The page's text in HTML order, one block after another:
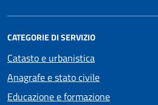
CATEGORIE DI SERVIZIO
Catasto e urbanistica
Anagrafe e stato civile
Educazione e formazione